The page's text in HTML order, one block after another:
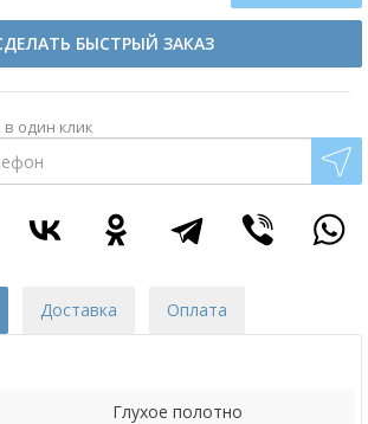
БЫСТРЫЙ ЗАКАЗ
один клик
Доставка Оплата
Глухое полотно